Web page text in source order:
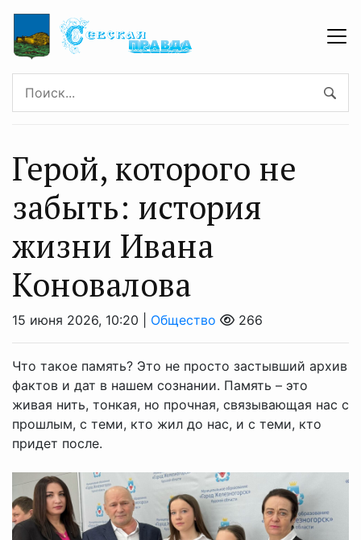
Герой, которого не
забыть: история
жизни Ивана
Коновалова
15 июня 2026, 10:20 | Общество 266
Что такое память? Это не просто застывший архив
фактов и дат в нашем сознании. Память – это
живая нить, тонкая, но прочная, связывающая нас с
прошлым, с теми, кто жил до нас, и с теми, кто
придет после.